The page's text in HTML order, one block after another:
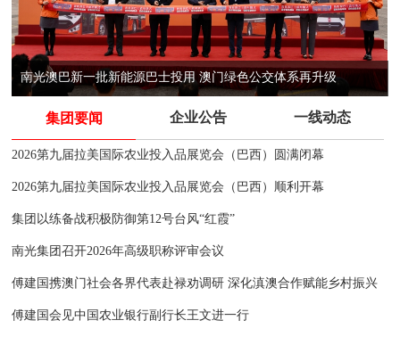
南光澳巴新一批新能源巴士投用 澳门绿色公交体系再升级
集团要闻 企业公告 一线动态
2026第九届拉美国际农业投入品展览会（巴西）圆满闭幕
2026第九届拉美国际农业投入品展览会（巴西）顺利开幕
集团以练备战积极防御第12号台风“红霞”
南光集团召开2026年高级职称评审会议
傅建国携澳门社会各界代表赴禄劝调研 深化滇澳合作赋能乡村振兴
傅建国会见中国农业银行副行长王文进一行